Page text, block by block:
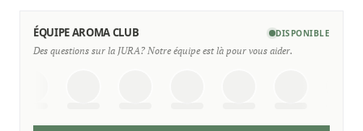
ÉQUIPE AROMA CLUB DISPONIBLE
Des questions sur la JURA? Notre équipe est là pour vous aider.